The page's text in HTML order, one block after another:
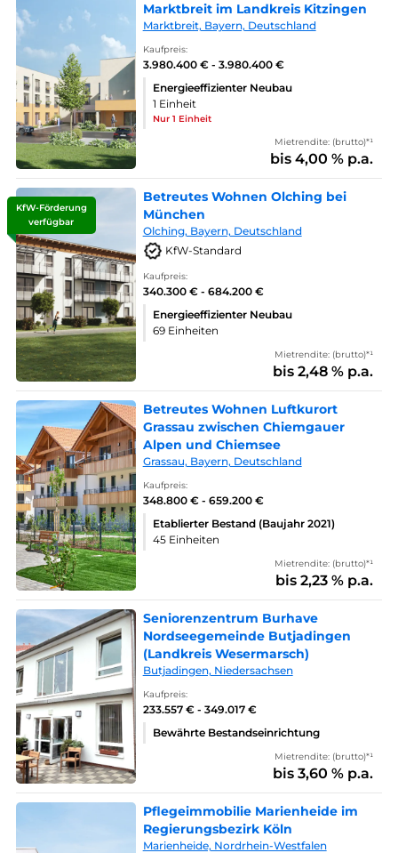
Marktbreit im Landkreis Kitzingen
Marktbreit, Bayern, Deutschland
Kaufpreis:
3.980.400 € - 3.980.400 €
Energieeffizienter Neubau
1 Einheit
Nur 1 Einheit
Mietrendite: (brutto)*¹
bis 4,00 % p.a.
KfW-Förderung
verfügbar
Betreutes Wohnen Olching bei
München
Olching, Bayern, Deutschland
KfW-Standard
Kaufpreis:
340.300 € - 684.200 €
Energieeffizienter Neubau
69 Einheiten
Mietrendite: (brutto)*¹
bis 2,48 % p.a.
Betreutes Wohnen Luftkurort
Grassau zwischen Chiemgauer
Alpen und Chiemsee
Grassau, Bayern, Deutschland
Kaufpreis:
348.800 € - 659.200 €
Etablierter Bestand (Baujahr 2021)
45 Einheiten
Mietrendite: (brutto)*¹
bis 2,23 % p.a.
Seniorenzentrum Burhave
Nordseegemeinde Butjadingen
(Landkreis Wesermarsch)
Butjadingen, Niedersachsen
Kaufpreis:
233.557 € - 349.017 €
Bewährte Bestandseinrichtung
Mietrendite: (brutto)*¹
bis 3,60 % p.a.
Pflegeimmobilie Marienheide im
Regierungsbezirk Köln
Marienheide, Nordrhein-Westfalen